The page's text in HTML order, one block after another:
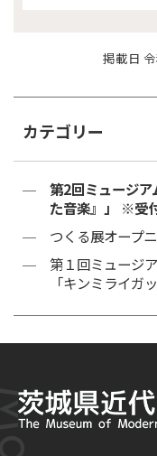
掲載日
カテゴリー
第2回ミュージ
た音楽』」 ※受
つくる展オープ
第１回ミュージ
「キンミライガ